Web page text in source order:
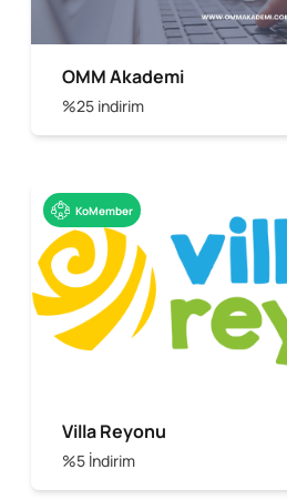
OMM Akademi
%25 indirim
KoMember
Villa Reyonu
%5 İndirim